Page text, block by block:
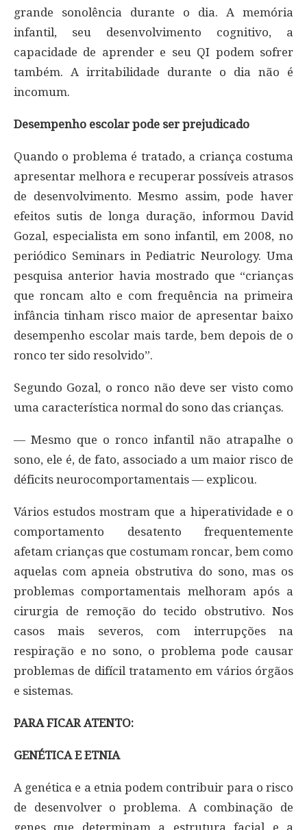
grande sonolência durante o dia. A memória
infantil, seu desenvolvimento cognitivo, a
capacidade de aprender e seu QI podem sofrer
também. A irritabilidade durante o dia não é
incomum.
Desempenho escolar pode ser prejudicado
Quando o problema é tratado, a criança costuma
apresentar melhora e recuperar possíveis atrasos
de desenvolvimento. Mesmo assim, pode haver
efeitos sutis de longa duração, informou David
Gozal, especialista em sono infantil, em 2008, no
periódico Seminars in Pediatric Neurology. Uma
pesquisa anterior havia mostrado que “crianças
que roncam alto e com frequência na primeira
infância tinham risco maior de apresentar baixo
desempenho escolar mais tarde, bem depois de o
ronco ter sido resolvido”.
Segundo Gozal, o ronco não deve ser visto como
uma característica normal do sono das crianças.
— Mesmo que o ronco infantil não atrapalhe o
sono, ele é, de fato, associado a um maior risco de
déficits neurocomportamentais — explicou.
Vários estudos mostram que a hiperatividade e o
comportamento desatento frequentemente
afetam crianças que costumam roncar, bem como
aquelas com apneia obstrutiva do sono, mas os
problemas comportamentais melhoram após a
cirurgia de remoção do tecido obstrutivo. Nos
casos mais severos, com interrupções na
respiração e no sono, o problema pode causar
problemas de difícil tratamento em vários órgãos
e sistemas.
PARA FICAR ATENTO:
GENÉTICA E ETNIA
A genética e a etnia podem contribuir para o risco
de desenvolver o problema. A combinação de
genes que determinam a estrutura facial e a